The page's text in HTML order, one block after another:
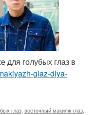
для голубых глаз в
glaz-dlya-
глаз восточный макияж глаз